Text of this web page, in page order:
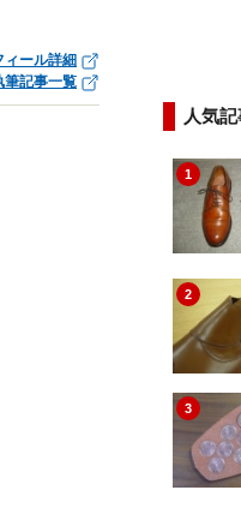
ィール詳細
筆記事一覧
人気
1
2
3